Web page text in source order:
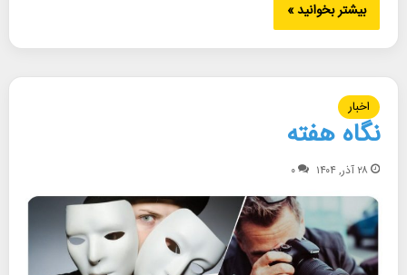
بیشتر بخوانید »
اخبار
نگاه هفته
۲۸ آذر, ۱۴۰۴ ۰